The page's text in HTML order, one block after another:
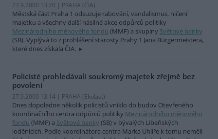
27.9.2000 13:20 | PRAHA (ČIA)
Městská část Praha 1 odsuzuje rabování, vandalismus, ničení
majetku a všechny další násilné akce odpůrců politiky
Mezinárodního měnového fondu (MMF) a skupiny Světové banky
(SB). Vyplývá to z prohlášení starosty Prahy 1 Jana Bürgermeistera,
které dnes získala ČIA.
Policisté prohledávali soukromý majetek zřejmě bez
povolení
27.9.2000 13:14 | PRAHA (EkoList)
Dnes dopoledne několik policistů vniklo do budov Otevřeného
koordinačního centra odpůrců politiky Mezinárodního měnového
fondu (MMF) a Světové banky (SB) v bývalých Libeňských
loděnicích. Podle koordinátora centra Marka Uhlíře k tomu neměli